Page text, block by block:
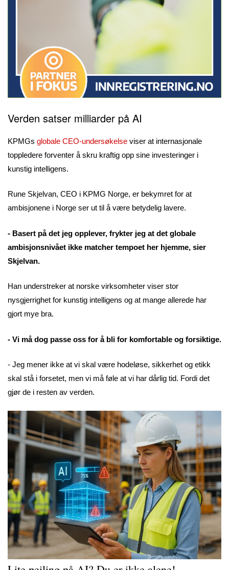
Verden satser milliarder på AI
KPMGs globale CEO-undersøkelse viser at internasjonale
toppledere forventer å skru kraftig opp sine investeringer i
kunstig intelligens.
Rune Skjelvan, CEO i KPMG Norge, er bekymret for at
ambisjonene i Norge ser ut til å være betydelig lavere.
- Basert på det jeg opplever, frykter jeg at det globale
ambisjonsnivået ikke matcher tempoet her hjemme, sier
Skjelvan.
Han understreker at norske virksomheter viser stor
nysgjerrighet for kunstig intelligens og at mange allerede har
gjort mye bra.
- Vi må dog passe oss for å bli for komfortable og forsiktige.
- Jeg mener ikke at vi skal være hodeløse, sikkerhet og etikk
skal stå i forsetet, men vi må føle at vi har dårlig tid. Fordi det
gjør de i resten av verden.